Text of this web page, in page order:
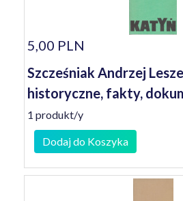
5,00 PLN
Szcześniak Andrzej
historyczne, fakty,
1 produkt/y
Dodaj do Koszyka